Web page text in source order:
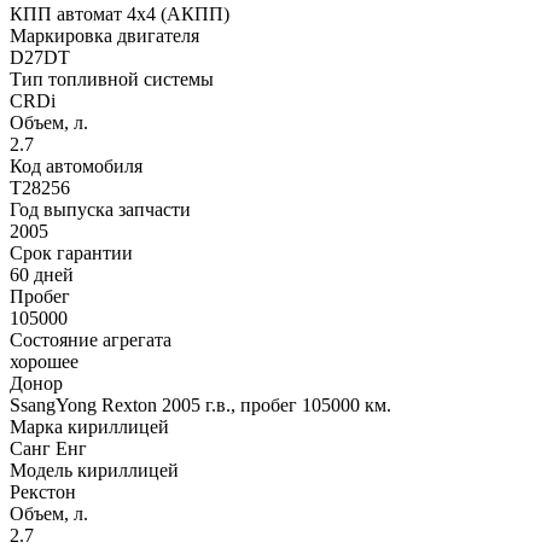
КПП автомат 4х4 (АКПП)
Маркировка двигателя
D27DT
Тип топливной системы
CRDi
Объем, л.
2.7
Код автомобиля
T28256
Год выпуска запчасти
2005
Срок гарантии
60 дней
Пробег
105000
Состояние агрегата
хорошее
Донор
SsangYong Rexton 2005 г.в., пробег 105000 км.
Марка кириллицей
Санг Енг
Модель кириллицей
Рекстон
Объем, л.
2.7